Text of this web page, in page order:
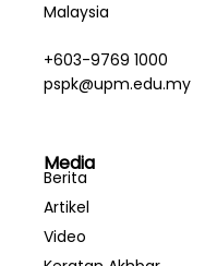
Malaysia
+603-9769 1000
pspk@upm.edu.my
Media
Berita
Artikel
Video